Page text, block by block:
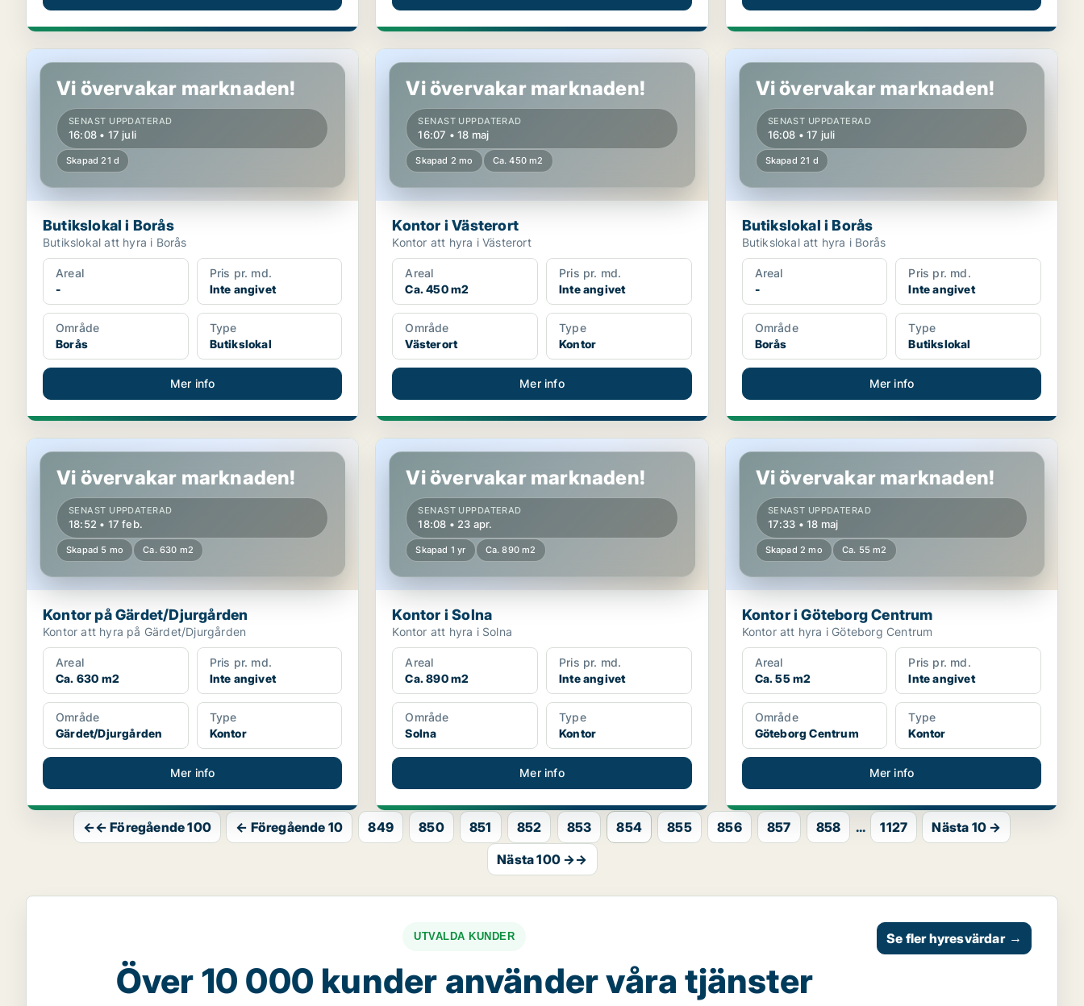
Butikslokal i Borås
Vi övervakar marknaden!
SENAST UPPDATERAD
16:08 • 17 juli
Skapad 21 d
Butikslokal i Borås
Butikslokal att hyra i Borås
Areal
-
Pris pr. md.
Inte angivet
Område
Borås
Type
Butikslokal
Mer info
Kontor i Västerort
Vi övervakar marknaden!
SENAST UPPDATERAD
16:07 • 18 maj
Skapad 2 mo Ca. 450 m2
Kontor i Västerort
Kontor att hyra i Västerort
Areal
Ca. 450 m2
Pris pr. md.
Inte angivet
Område
Västerort
Type
Kontor
Mer info
Butikslokal i Borås
Vi övervakar marknaden!
SENAST UPPDATERAD
16:08 • 17 juli
Skapad 21 d
Butikslokal i Borås
Butikslokal att hyra i Borås
Areal
-
Pris pr. md.
Inte angivet
Område
Borås
Type
Butikslokal
Mer info
Kontor på Gärdet/Djurgården
Vi övervakar marknaden!
SENAST UPPDATERAD
18:52 • 17 feb.
Skapad 5 mo Ca. 630 m2
Kontor på Gärdet/Djurgården
Kontor att hyra på Gärdet/Djurgården
Areal
Ca. 630 m2
Pris pr. md.
Inte angivet
Område
Gärdet/Djurgården
Type
Kontor
Mer info
Kontor i Solna
Vi övervakar marknaden!
SENAST UPPDATERAD
18:08 • 23 apr.
Skapad 1 yr Ca. 890 m2
Kontor i Solna
Kontor att hyra i Solna
Areal
Ca. 890 m2
Pris pr. md.
Inte angivet
Område
Solna
Type
Kontor
Mer info
Kontor i Göteborg Centrum
Vi övervakar marknaden!
SENAST UPPDATERAD
17:33 • 18 maj
Skapad 2 mo Ca. 55 m2
Kontor i Göteborg Centrum
Kontor att hyra i Göteborg Centrum
Areal
Ca. 55 m2
Pris pr. md.
Inte angivet
Område
Göteborg Centrum
Type
Kontor
Mer info
←← Föregående 100 ← Föregående 10 849 850 851 852 853 854 855 856 857 858 ... 1127
Nästa 10 →
Nästa 100 →→
UTVALDA KUNDER
Över 10 000 kunder använder våra tjänster
Se fler hyresvärdar →